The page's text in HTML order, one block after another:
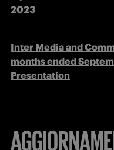
2023
Inter Media and
months ended
Presentation